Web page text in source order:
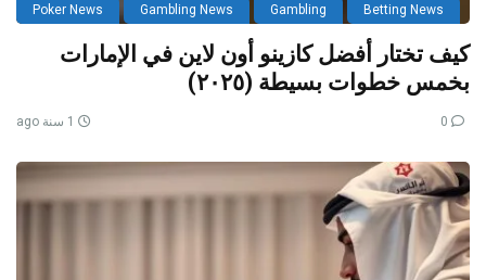
Betting News
Gambling
Gambling News
Poker News
كيف تختار أفضل كازينو أون لاين في الإمارات
بخمس خطوات بسيطة (٢٠٢٥)